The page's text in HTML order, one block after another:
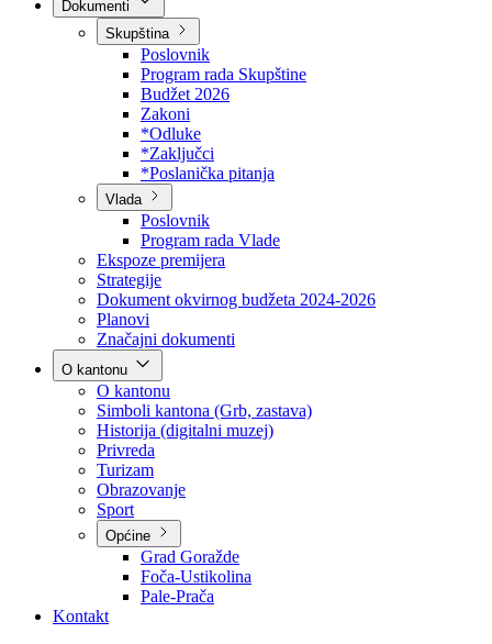
Kantonalni stambeni fond
Turistička organizacija
Skupština
Poslovnik
Program rada Skupštine
Budžet 2026
Zakoni
*Odluke
*Zaključci
*Poslanička pitanja
Vlada
Poslovnik
Program rada Vlade
Ekspoze premijera
Strategije
Dokument okvirnog budžeta 2024-2026
Planovi
Značajni dokumenti
O kantonu
O kantonu
Simboli kantona (Grb, zastava)
Historija (digitalni muzej)
Privreda
Turizam
Obrazovanje
Općine